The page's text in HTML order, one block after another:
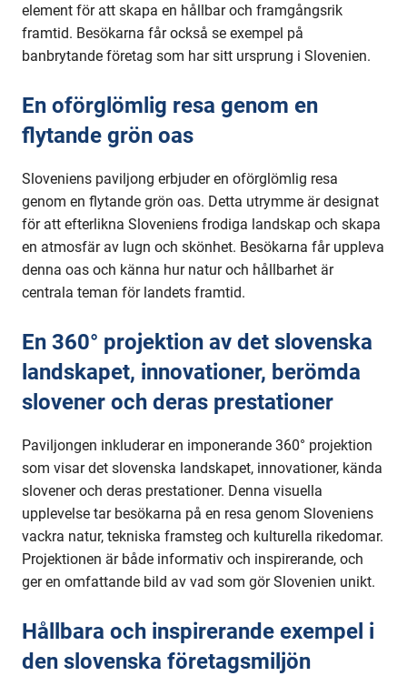
element för att skapa en hållbar och framgångsrik
framtid. Besökarna får också se exempel på
banbrytande företag som har sitt ursprung i Slovenien.
En oförglömlig resa genom en
flytande grön oas
Sloveniens paviljong erbjuder en oförglömlig resa
genom en flytande grön oas. Detta utrymme är designat
för att efterlikna Sloveniens frodiga landskap och skapa
en atmosfär av lugn och skönhet. Besökarna får uppleva
denna oas och känna hur natur och hållbarhet är
centrala teman för landets framtid.
En 360° projektion av det slovenska
landskapet, innovationer, berömda
slovener och deras prestationer
Paviljongen inkluderar en imponerande 360° projektion
som visar det slovenska landskapet, innovationer, kända
slovener och deras prestationer. Denna visuella
upplevelse tar besökarna på en resa genom Sloveniens
vackra natur, tekniska framsteg och kulturella rikedomar.
Projektionen är både informativ och inspirerande, och
ger en omfattande bild av vad som gör Slovenien unikt.
Hållbara och inspirerande exempel i
den slovenska företagsmiljön